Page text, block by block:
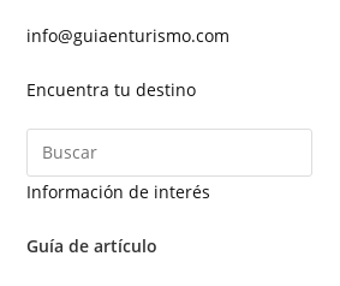
info@guiaenturismo.com
Encuentra tu destino
Información de interés
Guía de artículo